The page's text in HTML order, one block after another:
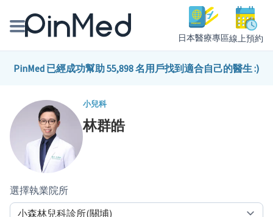
日本醫療專區線上預約
線上預約醫師、院所
醫師專欄專訪
健康主題館
PinMed 已經成功幫助 55,898 名用戶找到適合自己的醫生 :)
小兒科
林群皓
選擇執業院所